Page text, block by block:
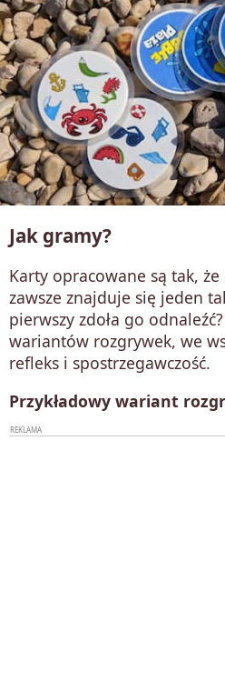
Jak gramy?
Karty opracowane są tak,
zawsze znajduje się jeden
pierwszy zdoła go
wariantów rozgrywek, we
refleks i spostrzegawczość.
Przykładowy wariant